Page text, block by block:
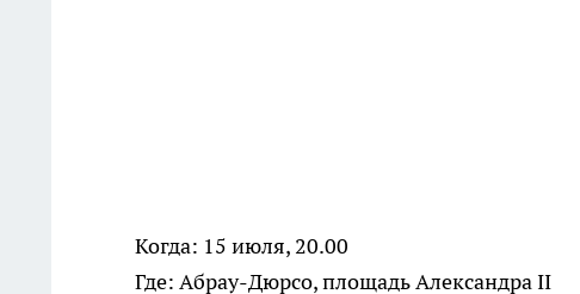
Когда: 15 июля, 20.00
Где: Абрау-Дюрсо, площадь Александра II